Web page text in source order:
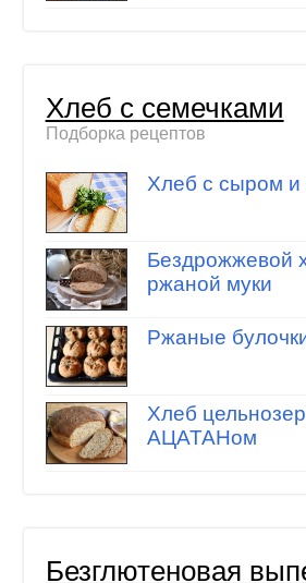
Хлеб с семечками
Подборка рецептов
Хлеб с сыром и
Бездрожжевой
ржаной муки
Ржаные
Хлеб
АЦАТАНом
Безглютеновая